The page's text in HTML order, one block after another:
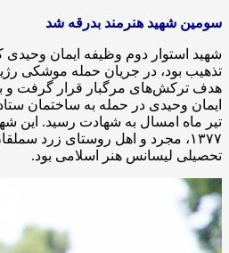
سومین شهید هنرمند بدرقه شد
شهید استوار دوم وظیفه ایمان وحیدی
تذهیب بود، در جریان حمله موشکی
هدف ترکش‌های مرگبار قرار گرفت و
ایمان وحیدی در حمله به ساختمان
تیر ماه امسال به شهادت رسید. این
۱۳۷۷، مجرد و اهل روستای زرد
تحصیلی لیسانس هنر اسلامی بود.